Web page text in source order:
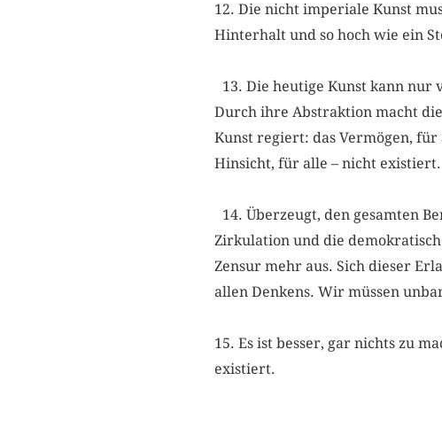
12. Die nicht imperiale Kunst
Hinterhalt und so hoch wie ein
13. Die heutige Kunst kann nur
Durch ihre Abstraktion macht
Kunst regiert: das Vermögen,
Hinsicht, für alle – nicht existiert.
14. Überzeugt, den gesamten
Zirkulation und die
Zensur mehr aus. Sich dieser
allen Denkens. Wir müssen
15. Es ist besser, gar nichts zu
existiert.